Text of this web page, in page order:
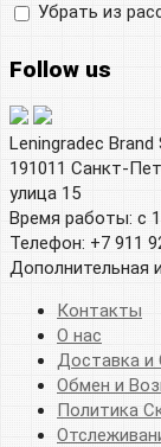
Убрать из
Follow us
Leningradec Brand
191011 Санкт-
улица 15
Время работы: с
Телефон: +7 911
Дополнительная
Контакты
О нас
Доставка и
Обмен и
Политика